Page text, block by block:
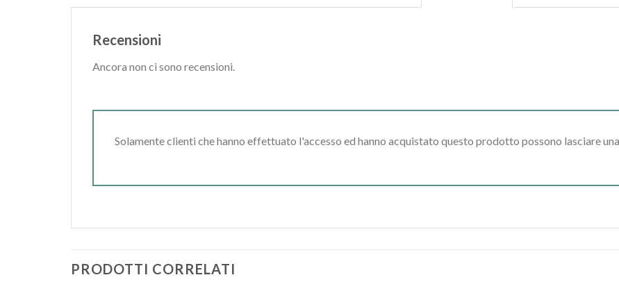
Recensioni
Ancora non ci sono recensioni.
Solamente clienti che hanno effettuato l'accesso ed hanno acquistato questo prodotto possono lasciare
PRODOTTI CORRELATI